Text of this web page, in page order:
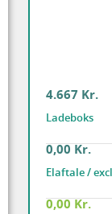
4.667 Kr.
Ladeboks
0,00 Kr.
Elaftale /
0,00 Kr.